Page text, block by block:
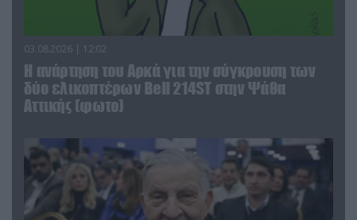
03.08.2026 | 12:02
Η ανάρτηση του Αρκά για την σύγκρουση των
δύο ελικοπτέρων Bell 214ST στην Ψάθα
Αττικής (φωτο)